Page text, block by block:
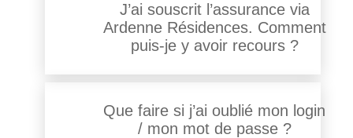
J’ai souscrit l’assurance via
Ardenne Résidences. Comment
puis-je y avoir recours ?
Que faire si j’ai oublié mon login
/ mon mot de passe ?